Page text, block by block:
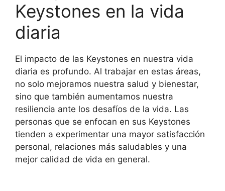
Keystones en la vida
diaria
El impacto de las Keystones en nuestra vida
diaria es profundo. Al trabajar en estas áreas,
no solo mejoramos nuestra salud y bienestar,
sino que también aumentamos nuestra
resiliencia ante los desafíos de la vida. Las
personas que se enfocan en sus Keystones
tienden a experimentar una mayor satisfacción
personal, relaciones más saludables y una
mejor calidad de vida en general.